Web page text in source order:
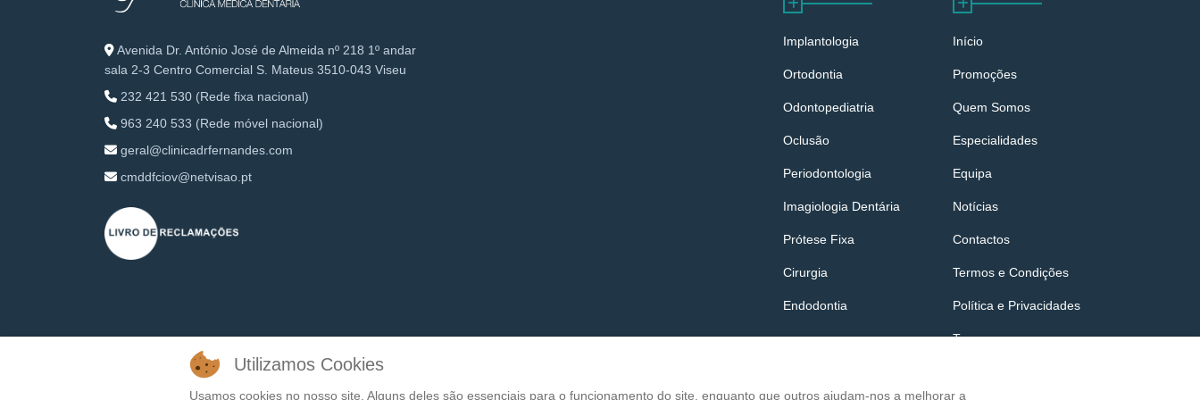
Avenida Dr. António José de Almeida nº 218 1º andar
sala 2-3 Centro Comercial S. Mateus 3510-043 Viseu
232 421 530 (Rede fixa nacional)
963 240 533 (Rede móvel nacional)
geral@clinicadrfernandes.com
cmddfciov@netvisao.pt
Implantologia
Ortodontia
Odontopediatria
Oclusão
Periodontologia
Imagiologia Dentária
Prótese Fixa
Cirurgia
Endodontia
Início
Promoções
Quem Somos
Especialidades
Equipa
Notícias
Contactos
Termos e Condições
Política e Privacidades
Tags
Utilizamos Cookies
Usamos cookies no nosso site. Alguns deles são essenciais para o funcionamento do site, enquanto que outros ajudam-nos a melhorar a